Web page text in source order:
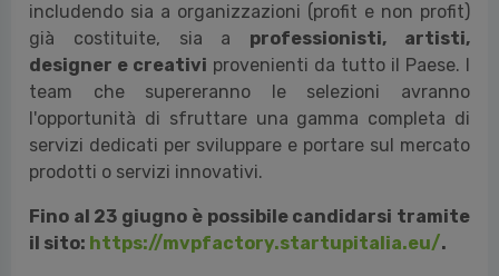
includendo sia a organizzazioni (profit e non profit)
già costituite, sia a professionisti, artisti,
designer e creativi provenienti da tutto il Paese. I
team che supereranno le selezioni avranno
l'opportunità di sfruttare una gamma completa di
servizi dedicati per sviluppare e portare sul mercato
prodotti o servizi innovativi.
Fino al 23 giugno è possibile candidarsi tramite
il sito: https://mvpfactory.startupitalia.eu/.